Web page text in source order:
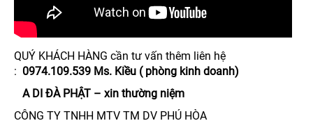
QUÝ KHÁCH HÀNG cần tư vấn thêm liên hệ
: 0974.109.539 Ms. Kiều ( phòng kinh doanh)
A DI ĐÀ PHẬT – xin thường niệm
CÔNG TY TNHH MTV TM DV PHÚ HÒA